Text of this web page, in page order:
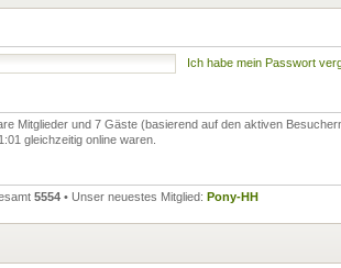
Ich habe mein Passwort
Mitglieder und 7 Gäste (basierend auf den aktiven
gleichzeitig online waren.
5554 • Unser neuestes Mitglied: Pony-HH